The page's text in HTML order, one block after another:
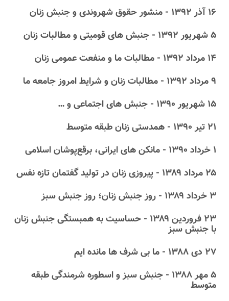
۱۶ آذر ۱۳۹۲ - منشور حقوق شهروندی و جنبش زنان
۵ شهریور ۱۳۹۲ - جنبش های قومیتی و مطالبات زنان
۱۴ مرداد ۱۳۹۲ - مطالبات ما و منفعت عمومی زنان
۹ مرداد ۱۳۹۲ - مطالبات زنان و شرایط امروز جامعه ما
۱۵ شهریور ۱۳۹۰ - جنبش های اجتماعی و …
۲۱ تیر ۱۳۹۰ - همدستی زنان طبقه متوسط
۱ خرداد ۱۳۹۰ - مانکن های ایرانی، برقع‌‌‌‌‌‌‌‌‌‌‌‌پوشان اسلامی
۲۵ مرداد ۱۳۸۹ - پیروزی زنان در تولید گفتمان تازه نفس
۳ خرداد ۱۳۸۹ - روز جنبش زنان؛ روز جنبش سبز
۲۳ فروردین ۱۳۸۹ - حساسیت به همبستگی جنبش زنان
با جنبش سبز
۲۷ دى ۱۳۸۸ - ما بی شرف ها مانده ایم
۵ مهر ۱۳۸۸ - جنبش سبز و اسطوره شرمندگی طبقه
متوسط